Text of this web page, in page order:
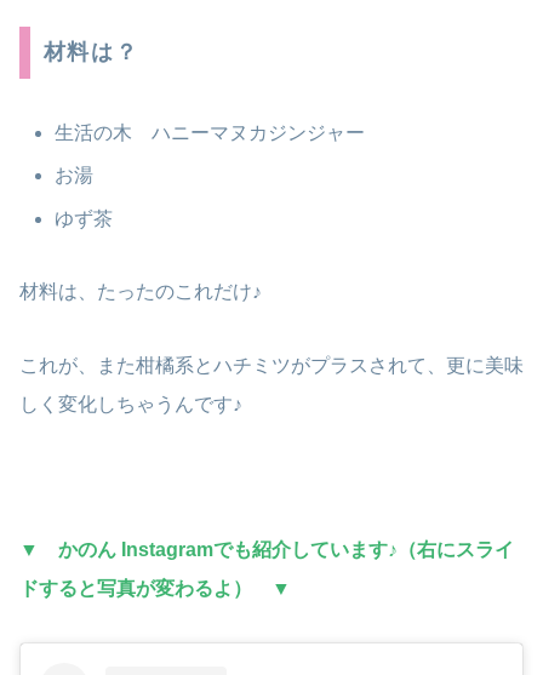
材料は？
生活の木 ハニーマヌカジンジャー
お湯
ゆず茶
材料は、たったのこれだけ♪
これが、また柑橘系とハチミツがプラスされて、更に美味
しく変化しちゃうんです♪
▼ かのん Instagramでも紹介しています♪（右にスライ
ドすると写真が変わるよ） ▼